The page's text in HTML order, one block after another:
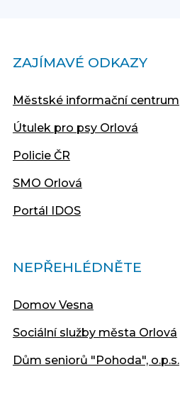
ZAJÍMAVÉ ODKAZY
Městské informační centrum
Útulek pro psy Orlová
Policie ČR
SMO Orlová
Portál IDOS
NEPŘEHLÉDNĚTE
Domov Vesna
Sociální služby města Orlová
Dům seniorů "Pohoda", o.p.s.